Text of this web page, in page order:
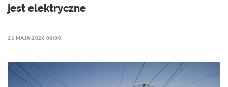
jest elektryczne
21 MAJA 2026 08:00